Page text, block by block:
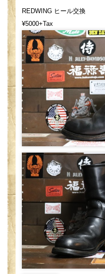
REDWING
¥5000+Tax